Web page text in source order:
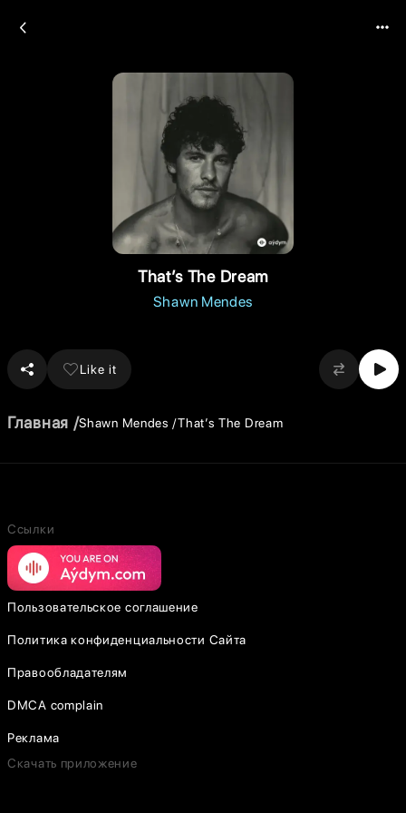
That’s The Dream
Shawn Mendes
Like it
Главная Shawn Mendes That’s The Dream
Ссылки
Пользовательское соглашение
Политика конфиденциальности Сайта
Правообладателям
DMCA complain
Реклама
Скачать приложение